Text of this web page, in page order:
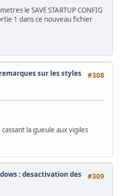
le SAVE STARTUP CONFIG
1 dans ce nouveau fichier
#308
sur les styles
la gueule aux vigiles
#309
: desactivation des